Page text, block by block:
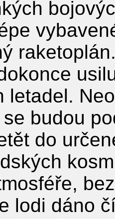
letadel.
budou
do
lodi dáno